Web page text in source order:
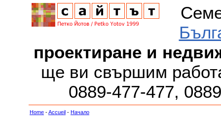
проектиране и
ще ви свършим
0889-477-477,
Home -Accueil - Начало